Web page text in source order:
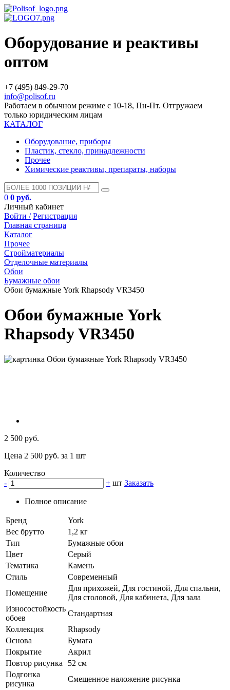
Оборудование и реактивы
оптом
+7 (495) 849-29-70
info@polisof.ru
Работаем в обычном режиме с 10-18, Пн-Пт. Отгружаем
только юридическим лицам
КАТАЛОГ
Оборудование, приборы
Пластик, стекло, принадлежности
Прочее
Химические реактивы, препараты, наборы
0 0 руб.
Личный кабинет
Войти / Регистрация
Главная страница
Каталог
Прочее
Стройматериалы
Отделочные материалы
Обои
Бумажные обои
Обои бумажные York Rhapsody VR3450
Обои бумажные York
Rhapsody VR3450
2 500 руб.
Цена 2 500 руб. за 1 шт
Количество
-
+ шт Заказать
Полное описание
Бренд
York
Вес брутто
1,2 кг
Тип
Бумажные обои
Цвет
Серый
Тематика
Камень
Стиль
Современный
Помещение
Для прихожей, Для гостиной, Для спальни,
Для столовой, Для кабинета, Для зала
Износостойкость
обоев
Стандартная
Коллекция
Rhapsody
Основа
Бумага
Покрытие
Акрил
Повтор рисунка
52 см
Подгонка
рисунка
Смещенное наложение рисунка